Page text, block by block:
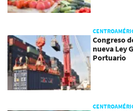
Congreso
nueva Ley
Portuario